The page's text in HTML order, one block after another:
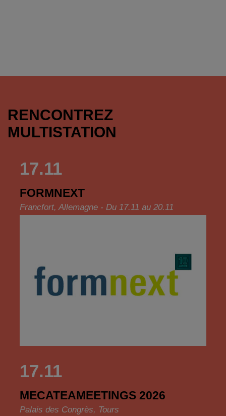
RENCONTREZ
MULTISTATION
17.11
FORMNEXT
Francfort, Allemagne - Du 17.11 au 20.11
17.11
MECATEAMEETINGS 2026
Palais des Congrès, Tours